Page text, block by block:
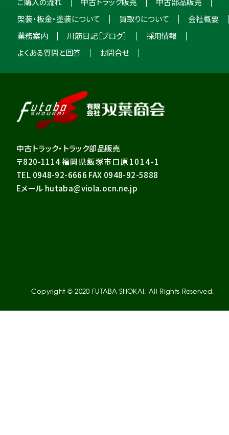
架装・板金・塗装について
買取りについて
会社概要
業務案内
川筋日記［ブログ］
採用情報
よくある質問と回答
お問合せ
中古トラック・トラック部品販売
〒820-1114福岡県飯塚市口原1014-1
TEL 0948-92-6666 FAX 0948-92-5888
Eメール hutaba@viola.ocn.ne.jp
Copyright © 2020 FUTABA SHOKAI. All Rights Reserved.